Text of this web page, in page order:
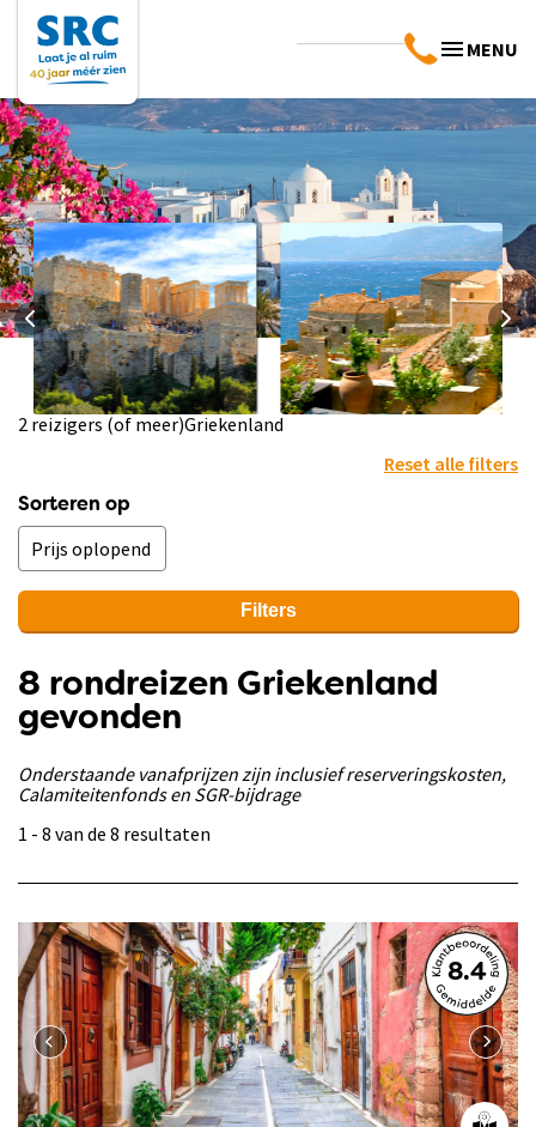
MENU
Landinfo
Bekijk info
2 reizigers (of meer)Griekenland
Reset alle filters
Sorteren op
Filters
8 rondreizen Griekenland
gevonden
Onderstaande vanafprijzen zijn inclusief reserveringskosten,
Calamiteitenfonds en SGR-bijdrage
1 - 8 van de 8 resultaten
8.4